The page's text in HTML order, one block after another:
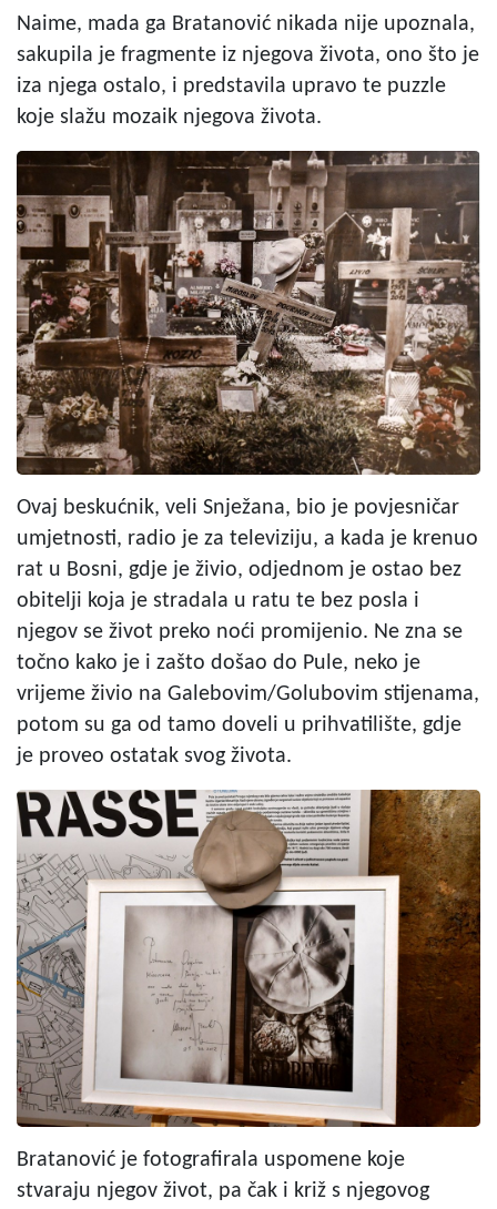
Naime, mada ga Bratanović nikada nije upoznala,
sakupila je fragmente iz njegova života, ono što je
iza njega ostalo, i predstavila upravo te puzzle
koje slažu mozaik njegova života.
Ovaj beskućnik, veli Snježana, bio je povjesničar
umjetnosti, radio je za televiziju, a kada je krenuo
rat u Bosni, gdje je živio, odjednom je ostao bez
obitelji koja je stradala u ratu te bez posla i
njegov se život preko noći promijenio. Ne zna se
točno kako je i zašto došao do Pule, neko je
vrijeme živio na Galebovim/Golubovim stijenama,
potom su ga od tamo doveli u prihvatilište, gdje
je proveo ostatak svog života.
Bratanović je fotografirala uspomene koje
stvaraju njegov život, pa čak i križ s njegovog